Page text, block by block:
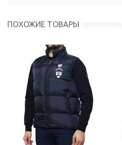
ПОХОЖИЕ ТОВАРЫ